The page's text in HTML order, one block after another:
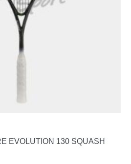
EVOLUTION 130 SQUASH